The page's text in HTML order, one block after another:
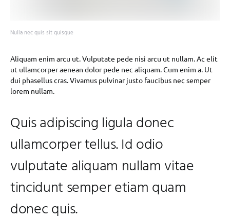
Nulla nec quis sit quisque
Aliquam enim arcu ut. Vulputate pede nisi arcu ut nullam. Ac elit
ut ullamcorper aenean dolor pede nec aliquam. Cum enim a. Ut
dui phasellus cras. Vivamus pulvinar justo faucibus nec semper
lorem nullam.
Quis adipiscing ligula donec
ullamcorper tellus. Id odio
vulputate aliquam nullam vitae
tincidunt semper etiam quam
donec quis.